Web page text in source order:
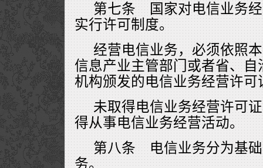
第七条 国家对电信业务
实行许可制度。
经营电信业务，必须依照
信息产业主管部门或者省、
机构颁发的电信业务经营许可
未取得电信业务经营许可
得从事电信业务经营活动。
第八条 电信业务分为基
务。